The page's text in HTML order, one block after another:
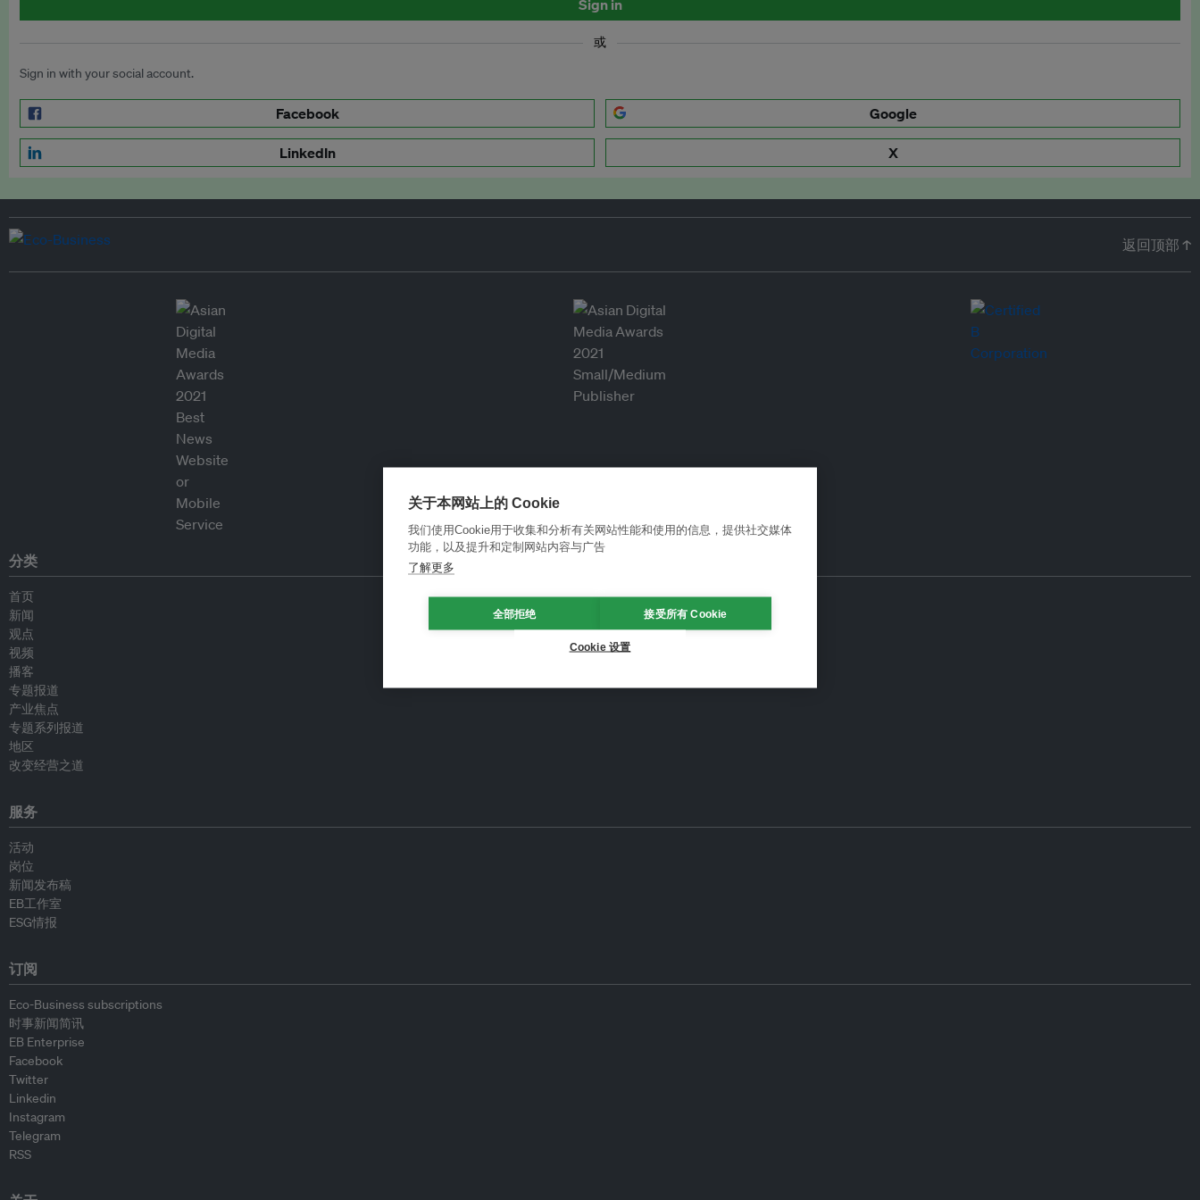
Sign in
或
Sign in with your social account.
Facebook Google
LinkedIn X
返回顶部 ↑
分类
首页
新闻
观点
视频
播客
专题报道
产业焦点
专题系列报道
地区
改变经营之道
服务
活动
岗位
新闻发布稿
EB工作室
ESG情报
订阅
Eco-Business subscriptions
时事新闻简讯
EB Enterprise
Facebook
Twitter
Linkedin
Instagram
Telegram
RSS
关于本网站上的 Cookie
我们使用Cookie用于收集和分析有关网站性能和使用的信息，提供社交媒体
功能，以及提升和定制网站内容与广告
了解更多
全部拒绝 接受所有 Cookie
Cookie 设置